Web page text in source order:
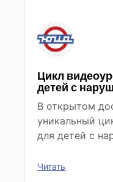
Цикл
детей с
В открытом
уникальный
для детей с
Читать